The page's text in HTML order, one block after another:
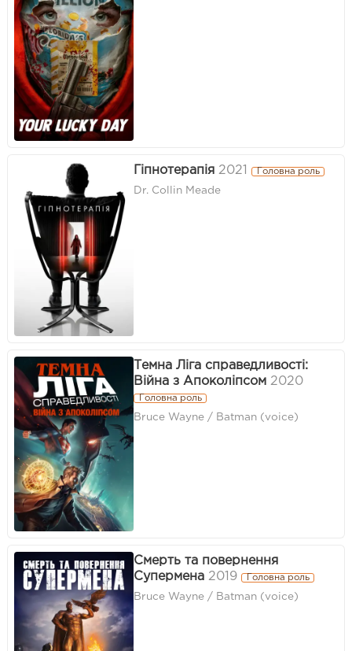
Гіпнотерапія 2021 Головна роль
Dr. Collin Meade
Темна Ліга справедливості:
Війна з Апоколіпсом 2020
Головна роль
Bruce Wayne / Batman (voice)
Смерть та повернення
Супермена 2019 Головна роль
Bruce Wayne / Batman (voice)